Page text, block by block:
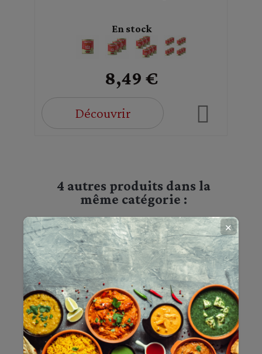
En stock
8,49 €
Découvrir
4 autres produits dans la
même catégorie :
✕